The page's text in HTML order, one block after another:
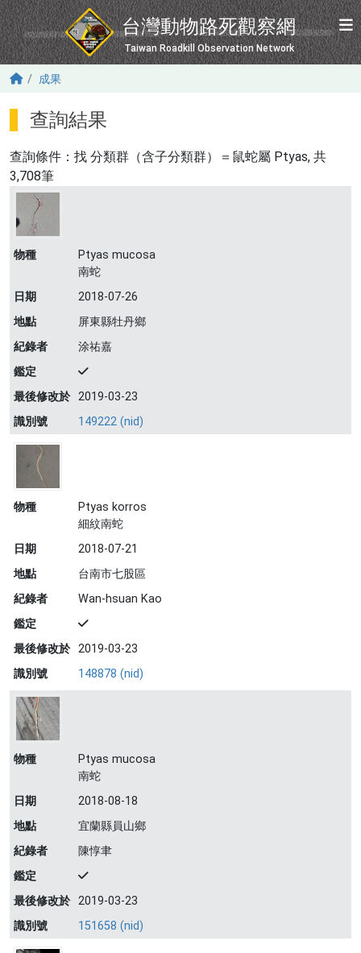
移至主內容
台灣動物路死觀察網
Taiwan Roadkill Observation Network
成果
查詢結果
查詢條件：找 分類群（含子分類群）＝鼠蛇屬 Ptyas, 共
3,708筆
物種
Ptyas mucosa
南蛇
日期
2018-07-26
地點
屏東縣牡丹鄉
紀錄者
涂祐嘉
鑑定
最後修改於 2019-03-23
識別號
149222 (nid)
物種
Ptyas korros
細紋南蛇
日期
2018-07-21
地點
台南市七股區
紀錄者
Wan-hsuan Kao
鑑定
最後修改於 2019-03-23
識別號
148878 (nid)
物種
Ptyas mucosa
南蛇
日期
2018-08-18
地點
宜蘭縣員山鄉
紀錄者
陳惇聿
鑑定
最後修改於 2019-03-23
識別號
151658 (nid)